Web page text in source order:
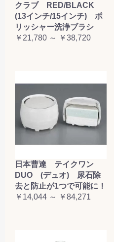
クラブ RED/BLACK
(13インチ/15インチ) ポ
リッシャー洗浄ブラシ
￥21,780 ～ ￥38,720
日本曹達 テイクワン
DUO (デュオ) 尿石除
去と防止が1つで可能に！
￥14,044 ～ ￥84,271